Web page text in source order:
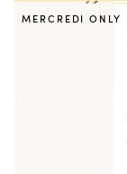
MERCREDI ONLY